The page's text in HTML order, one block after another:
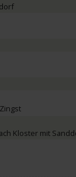
Kloster mit